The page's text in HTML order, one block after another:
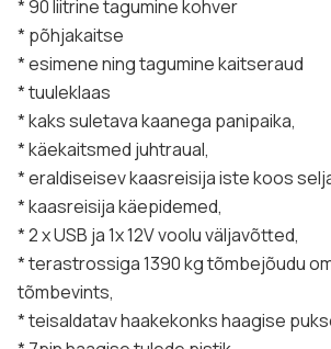
* 90 liitrine tagumine kohver
* põhjakaitse
* esimene ning tagumine kaitseraud
* tuuleklaas
* kaks suletava kaanega panipaika,
* käekaitsmed juhtraual,
* eraldiseisev kaasreisija iste koos
* kaasreisija käepidemed,
* 2 x USB ja 1x 12V voolu väljavõtted,
* terastrossiga 1390 kg tõmbejõudu
tõmbevints,
* teisaldatav haakekonks haagise